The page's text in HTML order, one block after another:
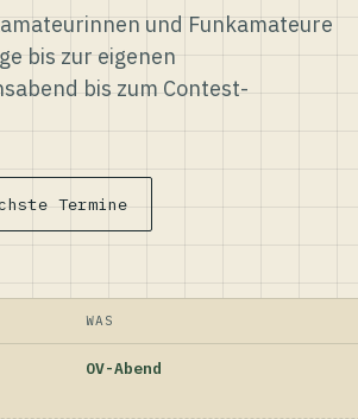
und Funkamateure
bis zur eigenen
bis zum Contest-
Termine
WAS
OV-Abend